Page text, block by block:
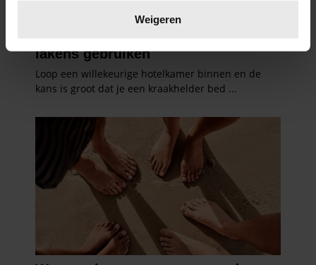
verwerkt en stel uw voorkeuren in het
intrekken in de Cookieverklaring.
We gebruiken cookies om content en advertenties te
en om ons websiteverkeer te analyseren. Ook delen we
informatie over uw gebruik van onze site met onze
partners voor social media, adverteren en analyse. Deze
partners kunnen deze gegevens combineren met andere
informatie die u aan ze heeft verstrekt of die ze hebben
verzameld op basis van uw gebruik van hun services. U
gaat akkoord met onze cookies als u onze website blijft
Weigeren